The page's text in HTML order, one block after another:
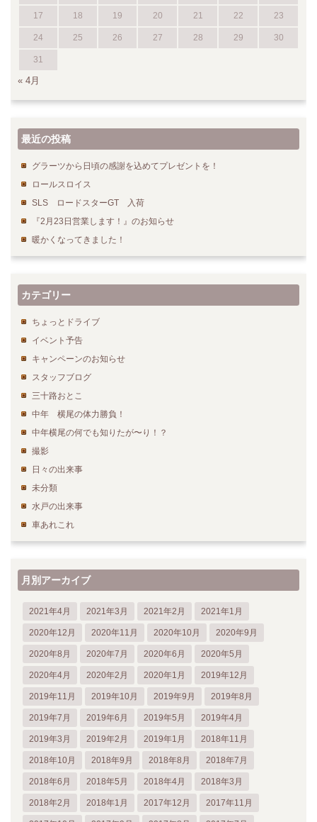
17 18 19 20 21 22 23
24 25 26 27 28 29 30
31
« 4月
最近の投稿
グラーツから日頃の感謝を込めてプレゼントを！
ロールスロイス
SLS ロードスターGT 入荷
『2月23日営業します！』のお知らせ
暖かくなってきました！
カテゴリー
ちょっとドライブ
イベント予告
キャンペーンのお知らせ
スタッフブログ
三十路おとこ
中年 横尾の体力勝負！
中年横尾の何でも知りたが〜り！？
撮影
日々の出来事
未分類
水戸の出来事
車あれこれ
月別アーカイブ
2021年4月 2021年3月 2021年2月 2021年1月
2020年12月 2020年11月 2020年10月 2020年9月
2020年8月 2020年7月 2020年6月 2020年5月
2020年4月 2020年2月 2020年1月 2019年12月
2019年11月 2019年10月 2019年9月 2019年8月
2019年7月 2019年6月 2019年5月 2019年4月
2019年3月 2019年2月 2019年1月 2018年11月
2018年10月 2018年9月 2018年8月 2018年7月
2018年6月 2018年5月 2018年4月 2018年3月
2018年2月 2018年1月 2017年12月 2017年11月